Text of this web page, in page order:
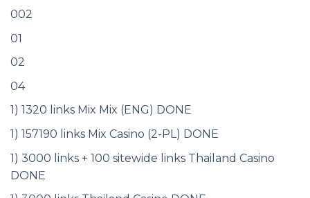
002
01
02
04
1) 1320 links Mix Mix (ENG) DONE
1) 157190 links Mix Casino (2-PL) DONE
1) 3000 links + 100 sitewide links Thailand Casino
DONE